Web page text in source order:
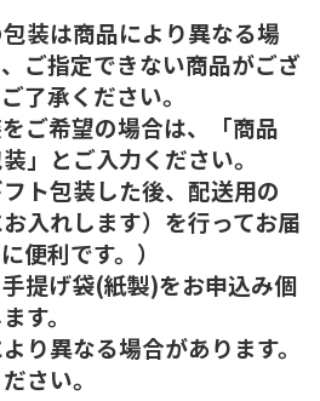
装は商品により異なる場
ご指定できない商品がござ
了承ください。
ご希望の場合は、「商品
」とご入力ください。
フト包装した後、配送用の
入れします）を行ってお届
便利です。）
提げ袋(紙製)をお申込み個
す。
り異なる場合があります。
さい。